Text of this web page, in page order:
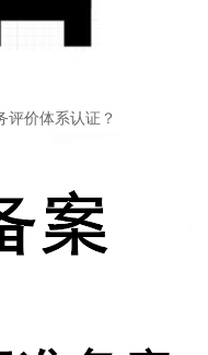
评价体系认证？